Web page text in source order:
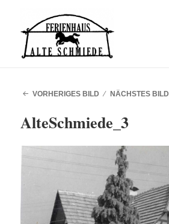
VORHERIGES BILD NÄCHSTES BILD
AlteSchmiede_3